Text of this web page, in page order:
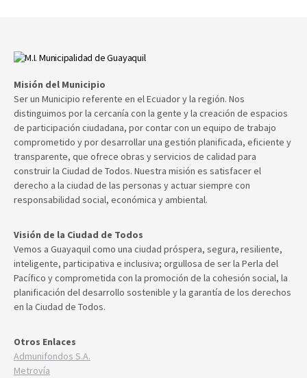
Misión del Municipio
Ser un Municipio referente en el Ecuador y la región. Nos
distinguimos por la cercanía con la gente y la creación de espacios
de participación ciudadana, por contar con un equipo de trabajo
comprometido y por desarrollar una gestión planificada, eficiente y
transparente, que ofrece obras y servicios de calidad para
construir la Ciudad de Todos. Nuestra misión es satisfacer el
derecho a la ciudad de las personas y actuar siempre con
responsabilidad social, económica y ambiental.
Visión de la Ciudad de Todos
Vemos a Guayaquil como una ciudad próspera, segura, resiliente,
inteligente, participativa e inclusiva; orgullosa de ser la Perla del
Pacífico y comprometida con la promoción de la cohesión social, la
planificación del desarrollo sostenible y la garantía de los derechos
en la Ciudad de Todos.
Otros Enlaces
Admunifondos S.A.
Metrovía